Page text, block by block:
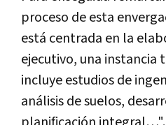
proceso de esta
está centrada en la
ejecutivo, una instancia
incluye estudios de
análisis de suelos,